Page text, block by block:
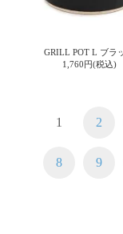
GRILL POT L ブラ
1,760円(税込)
1 2
8 9